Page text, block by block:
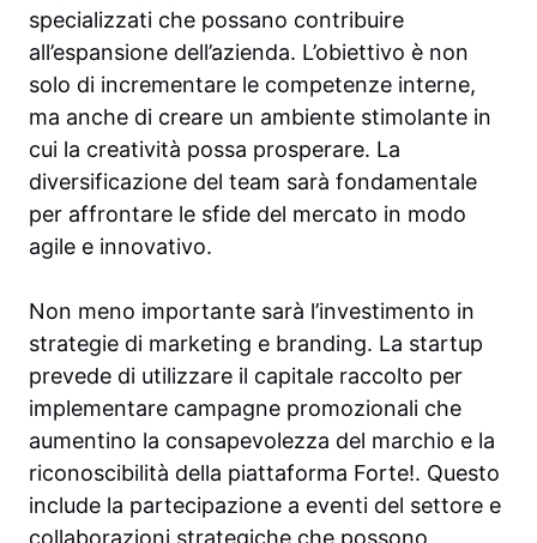
specializzati che possano contribuire
all’espansione dell’azienda. L’obiettivo è non
solo di incrementare le competenze interne,
ma anche di creare un ambiente stimolante in
cui la creatività possa prosperare. La
diversificazione del team sarà fondamentale
per affrontare le sfide del mercato in modo
agile e innovativo.
Non meno importante sarà l’investimento in
strategie di marketing e branding. La startup
prevede di utilizzare il capitale raccolto per
implementare campagne promozionali che
aumentino la consapevolezza del marchio e la
riconoscibilità della piattaforma Forte!. Questo
include la partecipazione a eventi del settore e
collaborazioni strategiche che possono